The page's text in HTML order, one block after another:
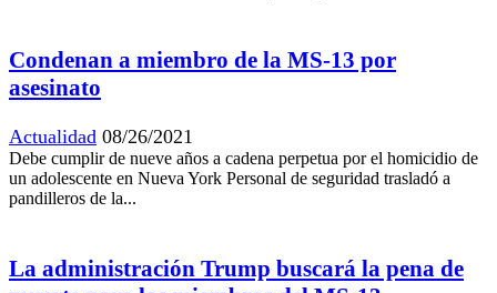
Condenan a miembro de la MS-13 por
asesinato
Actualidad 08/26/2021
Debe cumplir de nueve años a cadena perpetua por el homicidio de
un adolescente en Nueva York Personal de seguridad trasladó a
pandilleros de la...
La administración Trump buscará la pena de